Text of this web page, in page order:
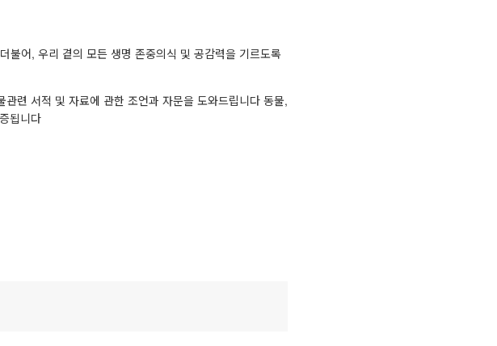
불어, 우리 곁의 모든 생명 존중의식 및 공감력을 기르도록
련 서적 및 자료에 관한 조언과 자문을 도와드립니다 동물,
됩니다